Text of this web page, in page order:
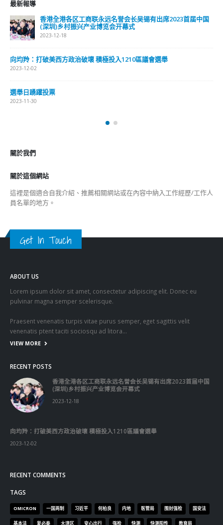
最新報導
香港全港各区工商联永远名誉会长吴锡有出席2023首届中国
(深圳)乡村振兴产业博览会开幕式
2023-12-18
向均羚：打破美西方政治破壞 積極投入1210區議會選舉
2023-12-02
選舉日踴躍投票
2023-11-30
關於我們
關於這個網站
這裡是個適合自我介紹、推薦相關網站或在內容中納入工作經歷/工作人
員名單的地方。
Get In Touch
ABOUT US
Lorem ipsum dolor sit amet, consectetur adipiscing elit. Donec eu
pulvinar magna semper scelerisque.
Praesent venenatis turpis vitae purus semper, eget sagittis velit
venenatis ptent taciti sociosqu ad litora…
VIEW MORE
RECENT POSTS
香港全港各区工商联永远名誉会长吴锡有出席2023首届中国
(深圳)乡村振兴产业博览会开幕式
2023-12-18
向均羚：打破美西方政治破壞 積極投入1210區議會選舉
2023-12-02
RECENT COMMENTS
TAGS
OMICRON 一国两制 习近平 何柏良 内地 医管局 围封强检 国安法
基本法 复必泰 大湾区 安心出行 强检 快测 快测阳性 教育局